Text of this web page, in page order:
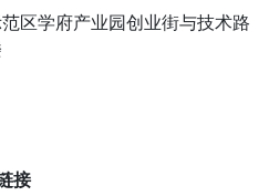
区学府产业园创业街与技术路
接